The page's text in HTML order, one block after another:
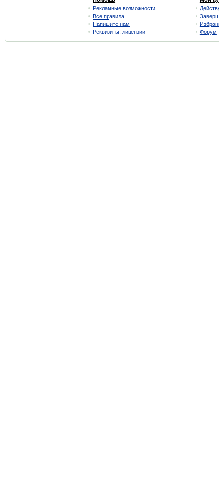
Рекламные возможности
Все правила
Напишите нам
Реквизиты, лицензии
Форум